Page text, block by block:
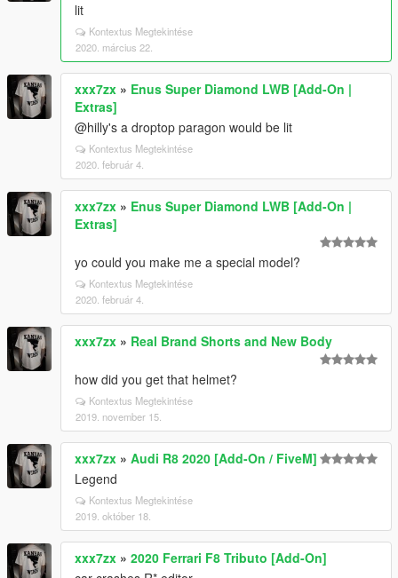
lit
Kontextus Megtekintése
2020. március 22.
xxx7zx » Enus Super Diamond LWB [Add-On |
Extras]
@hilly's a droptop paragon would be lit
Kontextus Megtekintése
2020. február 4.
xxx7zx » Enus Super Diamond LWB [Add-On |
Extras]
yo could you make me a special model?
Kontextus Megtekintése
2020. február 4.
xxx7zx » Real Brand Shorts and New Body
how did you get that helmet?
Kontextus Megtekintése
2019. november 15.
xxx7zx » Audi R8 2020 [Add-On / FiveM]
Legend
Kontextus Megtekintése
2019. október 18.
xxx7zx » 2020 Ferrari F8 Tributo [Add-On]